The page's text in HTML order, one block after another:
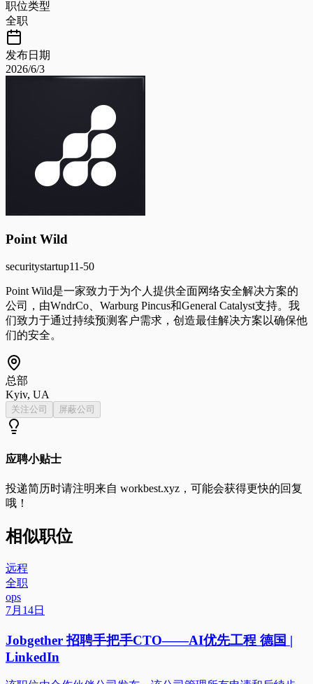
职位类型
全职
发布日期
2026/6/3
Point Wild
securitystartup11-50
Point Wild是一家致力于为个人提供全面网络安全解决方案的
公司，由WndrCo、Warburg Pincus和General Catalyst支持。我
们致力于通过持续预测客户需求，创造最佳解决方案以确保他
们的安全。
总部
Kyiv, UA
关注公司 屏蔽公司
应聘小贴士
投递简历时请注明来自 workbest.xyz ，可能会获得更快的回复
哦！
相似职位
远程
全职
ops
7月14日
Jobgether 招聘手把手CTO——AI优先工程 德国 |
LinkedIn